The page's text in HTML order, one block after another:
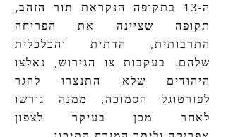
ה-13
בתקופה הנקראת תור הזהב,
תקופה שציינה את הפריחה
התרבותית, הדתית והכלכלית
שלהם. בעקבות צו הגירוש, נאלצו
היהודים שלא התנצרו להגר
לפורטוגל הסמוכה, ממנה גורשו
לאחר מכן בעיקר לצפון